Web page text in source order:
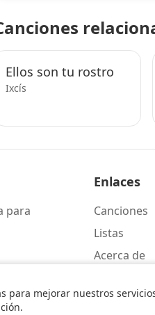
Ellos son tu rostro
Ixcís
para
Enlaces
Canciones
Listas
Acerca de
para mejorar nuestros